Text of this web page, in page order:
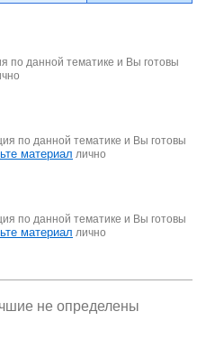
по данной тематике и Вы готовы
по данной тематике и Вы готовы
материал лично
по данной тематике и Вы готовы
материал лично
не определены